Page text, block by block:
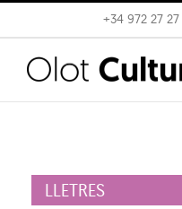
to
content
+34 972 27 27
LLETRES